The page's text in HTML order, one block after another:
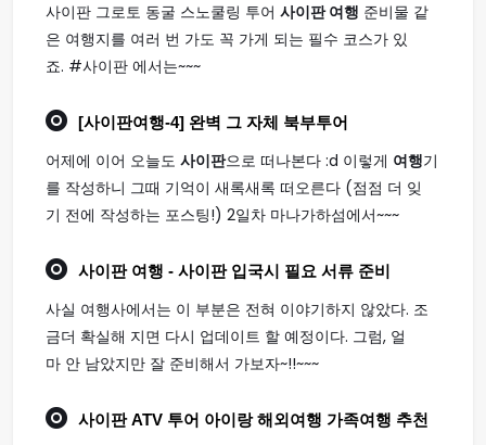
사이판 그로토 동굴 스노쿨링 투어 사이판 여행 준비물 같
은 여행지를 여러 번 가도 꼭 가게 되는 필수 코스가 있
죠. #사이판 에서는~~~
[사이판여행-4] 완벽 그 자체 북부투어
어제에 이어 오늘도 사이판으로 떠나본다 :d 이렇게 여행기
를 작성하니 그때 기억이 새록새록 떠오른다 (점점 더 잊
기 전에 작성하는 포스팅!) 2일차 마나가하섬에서~~~
사이판 여행 - 사이판 입국시 필요 서류 준비
사실 여행사에서는 이 부분은 전혀 이야기하지 않았다. 조
금더 확실해 지면 다시 업데이트 할 예정이다. 그럼, 얼
마 안 남았지만 잘 준비해서 가보자~!!~~~
사이판ATV 투어 아이랑 해외 여행 가족여행 추천